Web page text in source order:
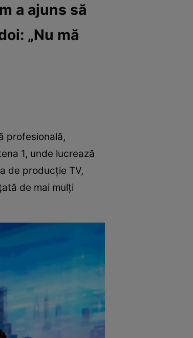
a ajuns să
„Nu mă
profesională,
1, unde lucrează
de producție TV,
de mai mulți